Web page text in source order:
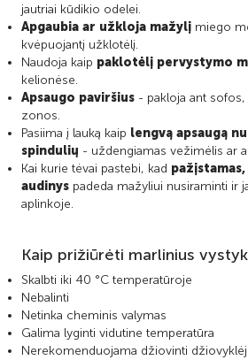
jautriai kūdikio odelei.
Apgaubia ar užkloja mažylį miego
kvėpuojantį užklotėlį.
Naudoja kaip paklotėlį pervystymo
kelionėse.
Apsaugo paviršius - pakloja ant
zonos.
Pasiima į lauką kaip lengvą apsaugą
spindulių - uždengiamas vežimėlis ar
Kai kurie tėvai pastebi, kad
audinys padeda mažyliui nusiraminti ir
aplinkoje.
Kaip prižiūrėti marlinius
Skalbti iki 40 °C temperatūroje
Nebalinti
Netinka cheminis valymas
Galima lyginti vidutine temperatūra
Nerekomenduojama džiovinti